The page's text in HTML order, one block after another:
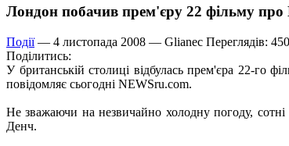
Лондон побачив прем'єру 22 фільму
Події— 4 листопада 2008 — Glianec Переглядів:
Поділитись:
У британській столиці відбулась прем'єра 22-го
повідомляє сьогодні NEWSru.com.
Не зважаючи на незвичайно холодну погоду, сотні
Денч.